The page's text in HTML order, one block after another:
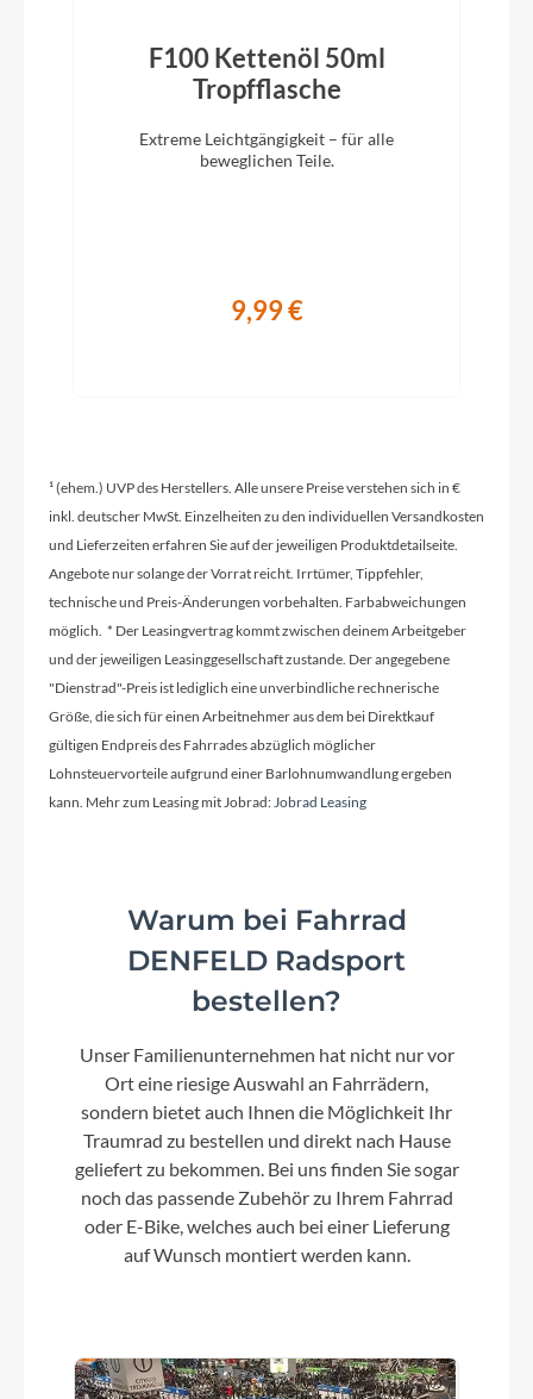
Easy Bell
CUBE Performance Stem Pro, 31.8mm
Sattelklemme
CUBE Screwlock Semi Integrated w/ Hidden Tool,
36mm (EE: CUBE Screwlock Semi Integrated,
36mm)
Griffe
ACID Hybrid Tour
Schaltwerk
Shimano RD-M3100-SGS, 9-Speed
Aluminium Superlite
Kurbelgarnitur
ACID E-Crank, 38T, 175mm (EE: 170mm)
F100 Kettenöl 50ml
Tropfflasche
Extreme Leichtgängigkeit – für alle
beweglichen Teile.
9,99 €
¹ (ehem.) UVP des Herstellers. Alle unsere Preise verstehen sich in €
inkl. deutscher MwSt. Einzelheiten zu den individuellen Versandkosten
und Lieferzeiten erfahren Sie auf der jeweiligen Produktdetailseite.
Angebote nur solange der Vorrat reicht. Irrtümer, Tippfehler,
technische und Preis-Änderungen vorbehalten. Farbabweichungen
möglich. * Der Leasingvertrag kommt zwischen deinem Arbeitgeber
und der jeweiligen Leasinggesellschaft zustande. Der angegebene
"Dienstrad"-Preis ist lediglich eine unverbindliche rechnerische
Größe, die sich für einen Arbeitnehmer aus dem bei Direktkauf
gültigen Endpreis des Fahrrades abzüglich möglicher
Lohnsteuervorteile aufgrund einer Barlohnumwandlung ergeben
kann. Mehr zum Leasing mit Jobrad:Jobrad Leasing
Warum bei Fahrrad
DENFELD Radsport
bestellen?
Unser Familienunternehmen hat nicht nur vor
Ort eine riesige Auswahl an Fahrrädern,
sondern bietet auch Ihnen die Möglichkeit Ihr
Traumrad zu bestellen und direkt nach Hause
geliefert zu bekommen. Bei uns finden Sie sogar
noch das passende Zubehör zu Ihrem Fahrrad
oder E-Bike, welches auch bei einer Lieferung
auf Wunsch montiert werden kann.